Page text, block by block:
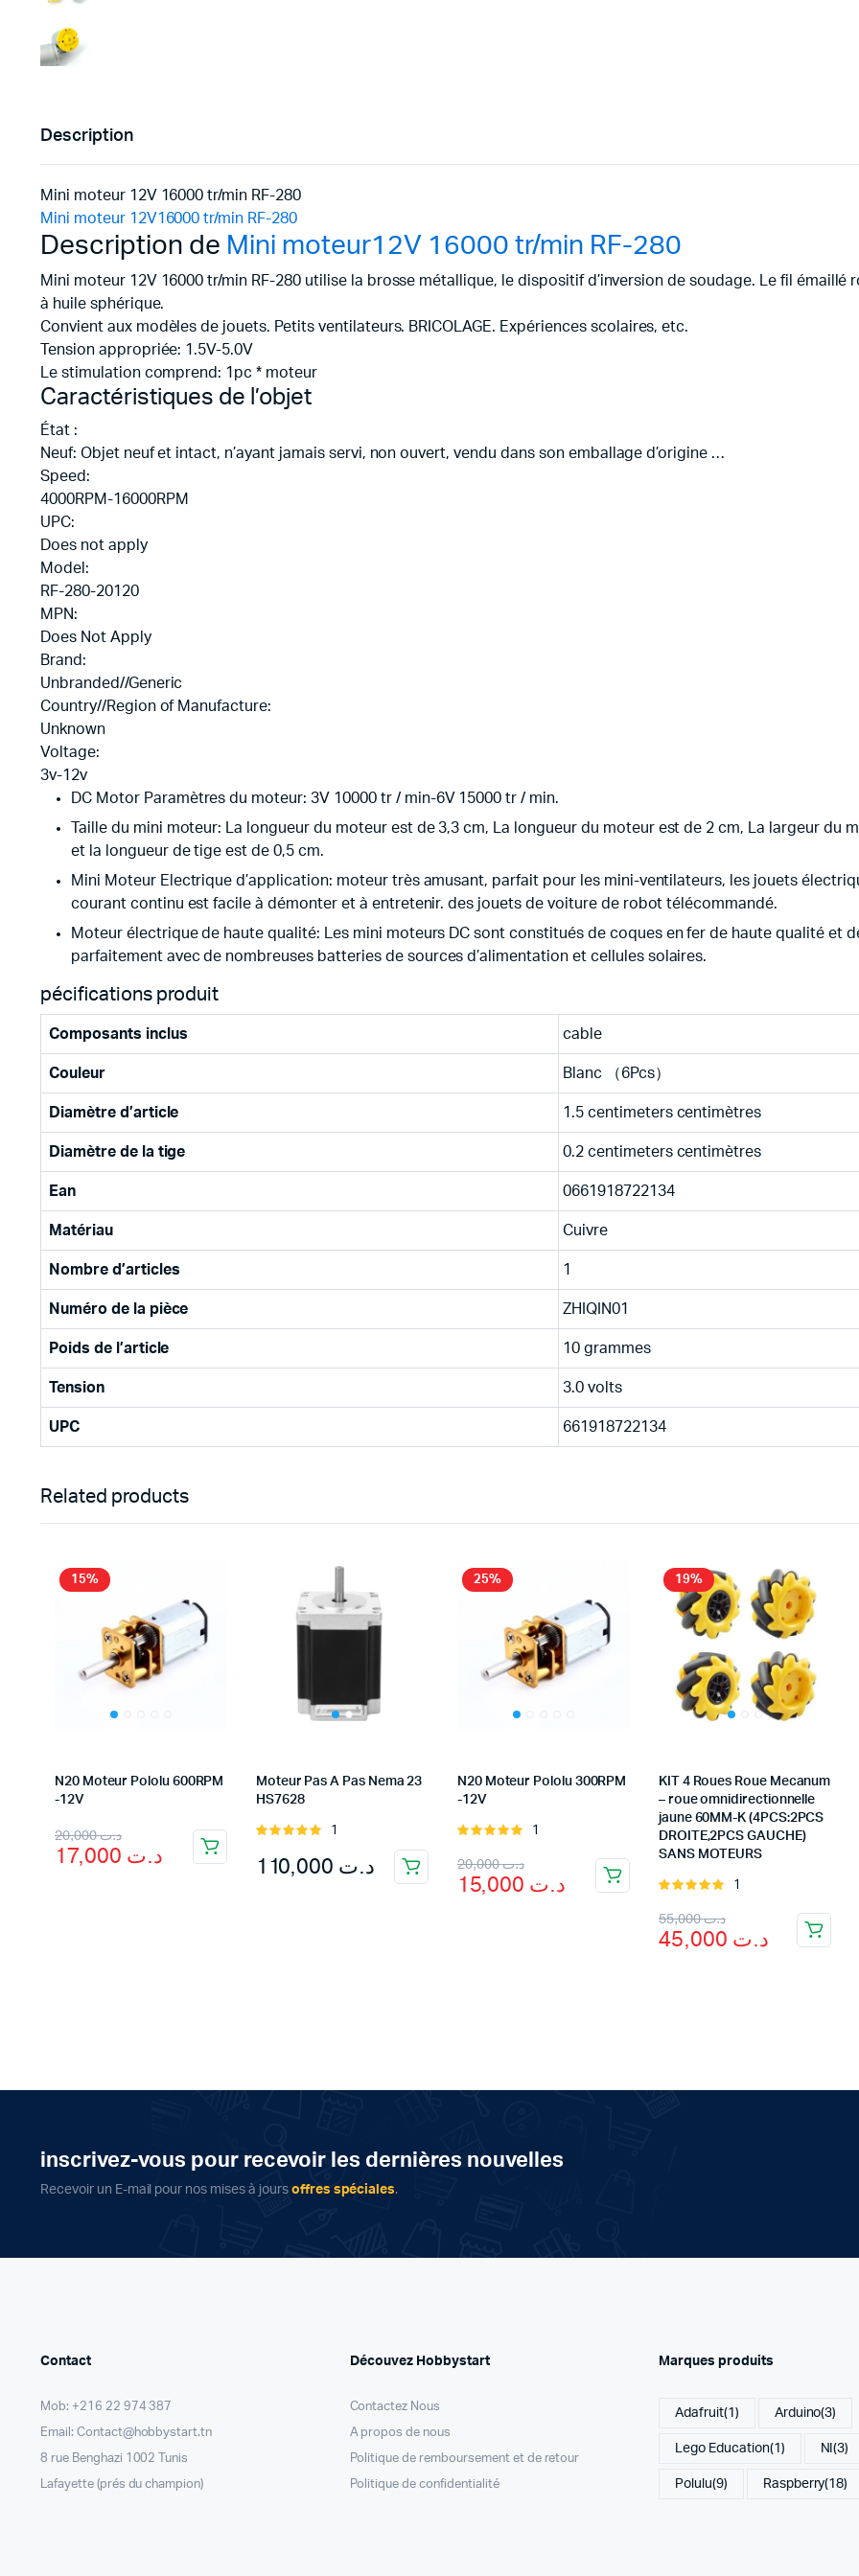
Description
Mini moteur 12V 16000 tr/min RF-280
Mini moteur 12V16000 tr/min RF-280
Description de Mini moteur12V 16000 tr/min RF-280
Mini moteur 12V 16000 tr/min RF-280 utilise la brosse métallique, le dispositif d’inversion de soudage. Le fil
à huile sphérique.
Convient aux modèles de jouets. Petits ventilateurs. BRICOLAGE. Expériences scolaires, etc.
Tension appropriée: 1.5V-5.0V
Le stimulation comprend: 1pc * moteur
Caractéristiques de l’objet
État :
Neuf: Objet neuf et intact, n’ayant jamais servi, non ouvert, vendu dans son emballage d’origine …
Speed:
4000RPM-16000RPM
UPC:
Does not apply
Model:
RF-280-20120
MPN:
Does Not Apply
Brand:
Unbranded//Generic
Country//Region of Manufacture:
Unknown
Voltage:
3v-12v
DC Motor Paramètres du moteur: 3V 10000 tr / min-6V 15000 tr / min.
Taille du mini moteur: La longueur du moteur est de 3,3 cm, La longueur du moteur est de 2 cm, La largeur du
et la longueur de tige est de 0,5 cm.
Mini Moteur Electrique d’application: moteur très amusant, parfait pour les mini-ventilateurs, les jouets
courant continu est facile à démonter et à entretenir. des jouets de voiture de robot télécommandé.
Moteur électrique de haute qualité: Les mini moteurs DC sont constitués de coques en fer de haute qualité et
parfaitement avec de nombreuses batteries de sources d’alimentation et cellules solaires.
pécifications produit
Composants inclus cable
Couleur Blanc （6Pcs）
Diamètre d’article 1.5 centimeters centimètres
Diamètre de la tige 0.2 centimeters centimètres
Ean 0661918722134
Matériau Cuivre
Nombre d’articles 1
Numéro de la pièce ZHIQIN01
Poids de l’article 10 grammes
Tension 3.0 volts
UPC 661918722134
Related products
15%
N20 Moteur Pololu 600RPM
-12V
د.ت20,000
Original
price
د.ت
Current
price
Moteur Pas A Pas Nema 23
HS7628
Rated
1
د.ت
25%
N20 Moteur Pololu 300RPM
-12V
Rated
5
1
د.ت20,000
Original
price
د.ت
Current
price
19%
KIT 4 Roues Roue Mecanum
– roue omnidirectionnelle
jaune 60MM-K (4PCS:2PCS
DROITE,2PCS GAUCHE)
SANS MOTEURS
Rated
5
1
د.ت55,000
Original
price
د.ت
Current
price
inscrivez-vous pour recevoir les dernières nouvelles
Recevoir un E-mail pour nos mises à jours offres spéciales.
Contact
Mob: +216 22 974 387
Email: Contact@hobbystart.tn
8 rue Benghazi 1002 Tunis
Lafayette (prés du champion)
Découvez Hobbystart
Contactez Nous
A propos de nous
Politique de remboursement et de retour
Politique de confidentialité
Marques produits
Adafruit(1) Arduino(3)
Lego Education(1) NI(3)
Polulu(9) Raspberry(18)